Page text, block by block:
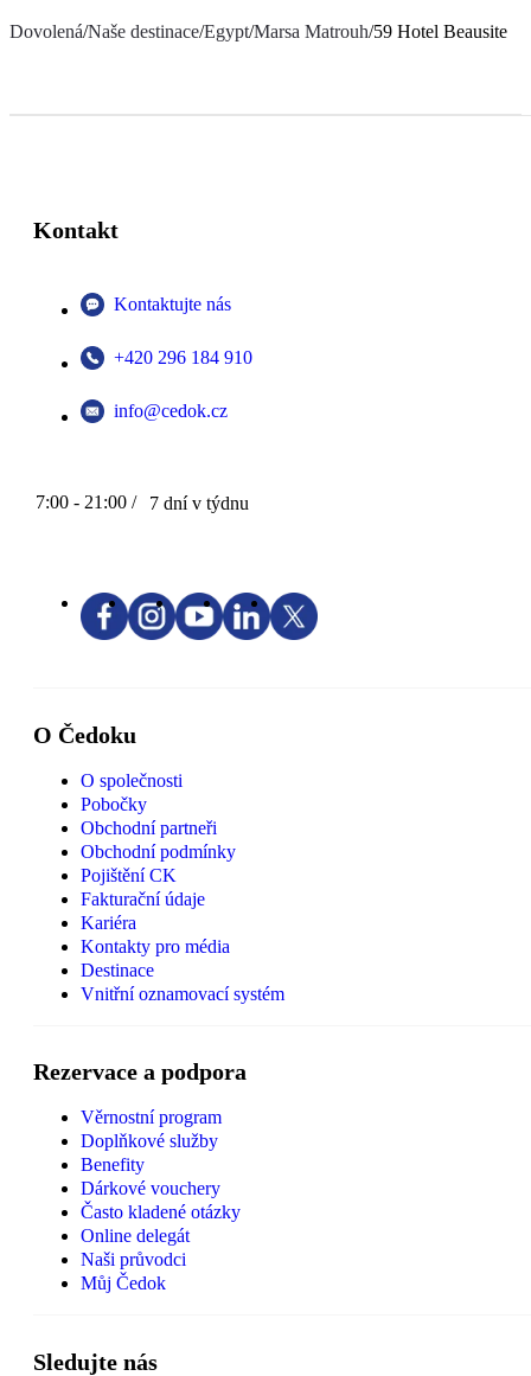
Dovolená/Naše destinace/Egypt/Marsa Matrouh/59 Hotel Beausite
Kontakt
Kontaktujte nás
+420 296 184 910
info@cedok.cz
7:00 - 21:00 / 7 dní v týdnu
O Čedoku
O společnosti
Pobočky
Obchodní partneři
Obchodní podmínky
Pojištění CK
Fakturační údaje
Kariéra
Kontakty pro média
Destinace
Vnitřní oznamovací systém
Rezervace a podpora
Věrnostní program
Doplňkové služby
Benefity
Dárkové vouchery
Často kladené otázky
Online delegát
Naši průvodci
Můj Čedok
Sledujte nás